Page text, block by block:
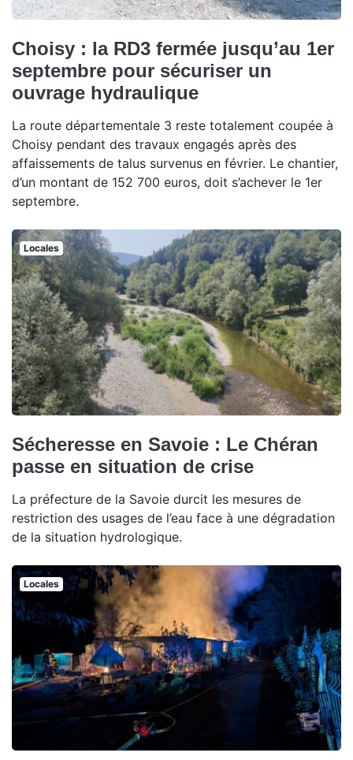
Choisy : la RD3 fermée jusqu’au 1er
septembre pour sécuriser un
ouvrage hydraulique
La route départementale 3 reste totalement coupée à
Choisy pendant des travaux engagés après des
affaissements de talus survenus en février. Le chantier,
d’un montant de 152 700 euros, doit s’achever le 1er
septembre.
Locales
Sécheresse en Savoie : Le Chéran
passe en situation de crise
La préfecture de la Savoie durcit les mesures de
restriction des usages de l’eau face à une dégradation
de la situation hydrologique.
Locales